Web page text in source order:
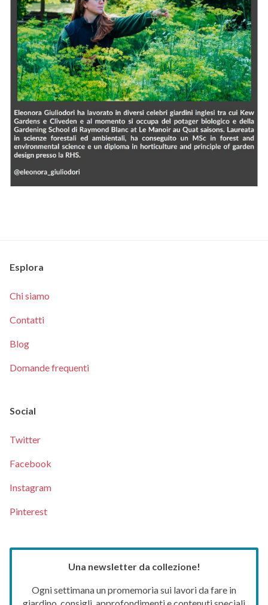
Esplora
Chi siamo
Contatti
Blog
Domande frequenti
Social
Twitter
Facebook
Instagram
Pinterest
Una newsletter da collezione!
Ogni settimana un promemoria sui lavori da fare in